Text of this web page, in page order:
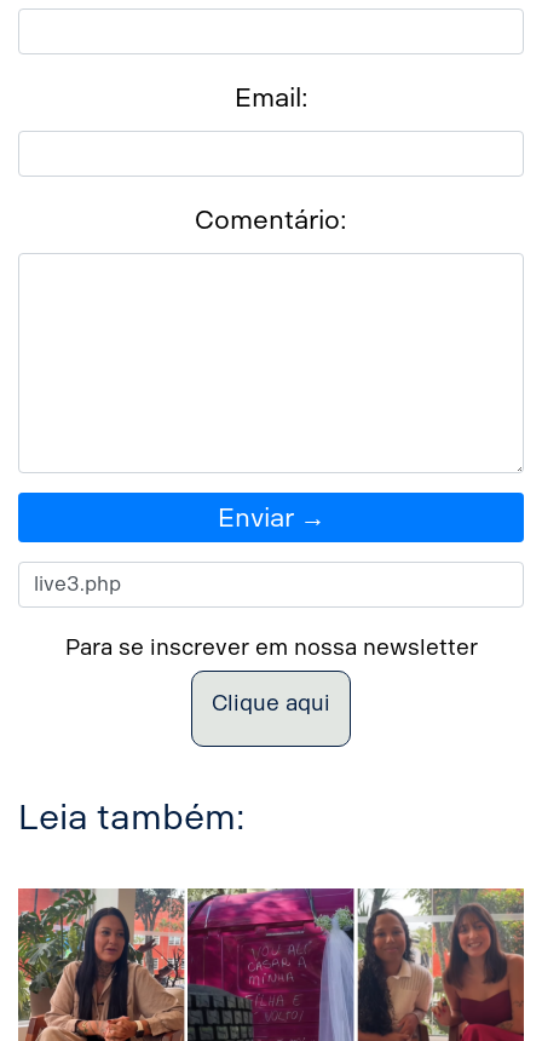
Email:
Comentário:
Enviar →
Para se inscrever em nossa newsletter
Clique aqui
Leia também: